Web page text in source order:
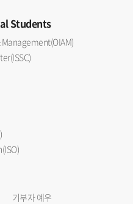
Students
기부자 예우